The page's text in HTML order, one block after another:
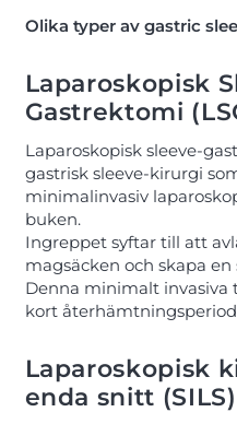
Olika typer av gastric
Laparoskopisk
Gastrektomi
Laparoskopisk sleeve-
gastrisk sleeve-kirurgi
minimalinvasiv
buken.
Ingreppet syftar till att
magsäcken och skapa
Denna minimalt invasiva
kort
Laparoskopisk
enda snitt (SILS)